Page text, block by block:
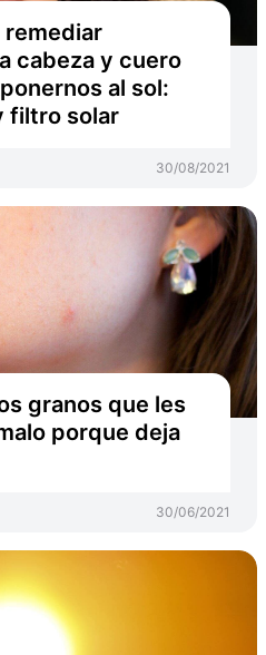
remediar
cabeza y cuero
al sol:
filtro solar
30/08/2021
granos que les
porque deja
30/06/2021